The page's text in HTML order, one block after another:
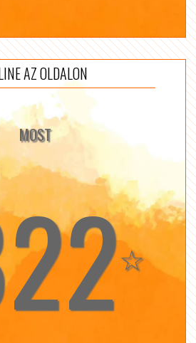
AZ OLDALON
MOST
☆